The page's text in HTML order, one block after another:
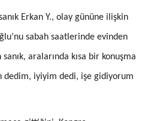
Erkan Y., olay gününe ilişkin
sabah saatlerinde evinden
aralarında kısa bir konuşma
dedim, iyiyim dedi, işe gidiyorum